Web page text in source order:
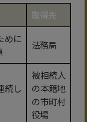
取得先
めに
法務局
続し
被相続人
の本籍地
の市町村
役場